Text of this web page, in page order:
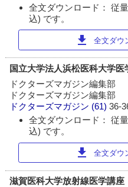
全文ダウンロード： 従
込) です。
download 全文ダウ
国立大学法人浜松医科大学
ドクターズマガジン編集部
ドクターズマガジン編集部
ドクターズマガジン (61)36-
全文ダウンロード： 従
込) です。
download 全文ダウ
滋賀医科大学放射線医学講座